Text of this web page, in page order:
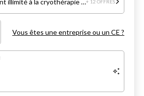
+ 12 OFFRES
Vous êtes une entreprise ou un CE ?